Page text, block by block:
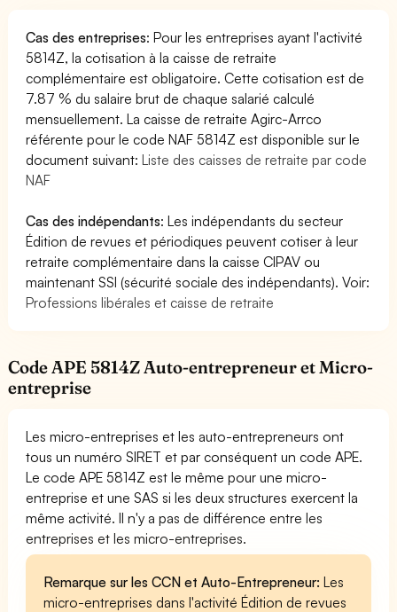
Cas des entreprises: Pour les entreprises ayant l'activité
5814Z, la cotisation à la caisse de retraite
complémentaire est obligatoire. Cette cotisation est de
7.87 % du salaire brut de chaque salarié calculé
mensuellement. La caisse de retraite Agirc-Arrco
référente pour le code NAF 5814Z est disponible sur le
document suivant:Liste des caisses de retraite par code
NAF
Cas des indépendants: Les indépendants du secteur
Édition de revues et périodiques peuvent cotiser à leur
retraite complémentaire dans la caisse CIPAV ou
maintenant SSI (sécurité sociale des indépendants). Voir:
Professions libérales et caisse de retraite
Code APE 5814Z Auto-entrepreneur et Micro-
entreprise
Les micro-entreprises et les auto-entrepreneurs ont
tous un numéro SIRET et par conséquent un code APE.
Le code APE 5814Z est le même pour une micro-
entreprise et une SAS si les deux structures exercent la
même activité. Il n'y a pas de différence entre les
entreprises et les micro-entreprises.
Remarque sur les CCN et Auto-Entrepreneur: Les
micro-entreprises dans l'activité Édition de revues